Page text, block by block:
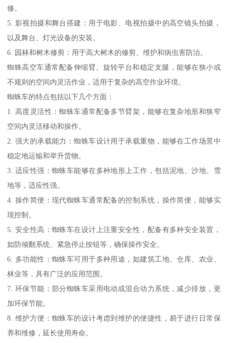
修。
5. 影视拍摄和舞台搭建：用于电影、电视拍摄中的高空镜头拍摄，
以及舞台、灯光设备的安装。
6. 园林和树木修剪：用于高大树木的修剪、维护和病虫害防治。
蜘蛛高空车通常配备伸缩臂、旋转平台和稳定支腿，能够在狭小或
不规则的空间内灵活作业，适用于复杂的高空作业环境。
蜘蛛车的特点包括以下几个方面：
1. 高度灵活性：蜘蛛车通常配备多节臂架，能够在复杂地形和狭窄
空间内灵活移动和操作。
2. 强大的承载能力：蜘蛛车设计用于承载重物，能够在工作场景中
稳定地运输和举升货物。
3. 适应性强：蜘蛛车能够在多种地形上工作，包括泥地、沙地、雪
地等，适应性强。
4. 操作简便：现代蜘蛛车通常配备的控制系统，操作简便，能够实
现控制。
5. 安全性高：蜘蛛车在设计上注重安全性，配备有多种安全装置，
如防倾翻系统、紧急停止按钮等，确保操作安全。
6. 多功能性：蜘蛛车可用于多种用途，如建筑工地、仓库、农业、
林业等，具有广泛的应用范围。
7. 环保节能：部分蜘蛛车采用电动或混合动力系统，减少排放，更
加环保节能。
8. 维护方便：蜘蛛车的设计考虑到维护的便捷性，易于进行日常保
养和维修，延长使用寿命。